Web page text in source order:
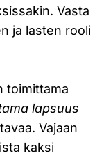
Vasta
ja lasten rooli
toimittama
lapsuus
Vajaan
kaksi